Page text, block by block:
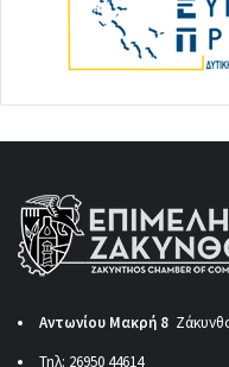
Αντωνίου Μακρή 8
Τηλ: 26950 44614